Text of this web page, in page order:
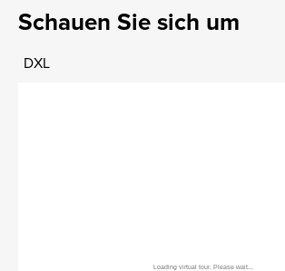
Schauen Sie sich um
DXL